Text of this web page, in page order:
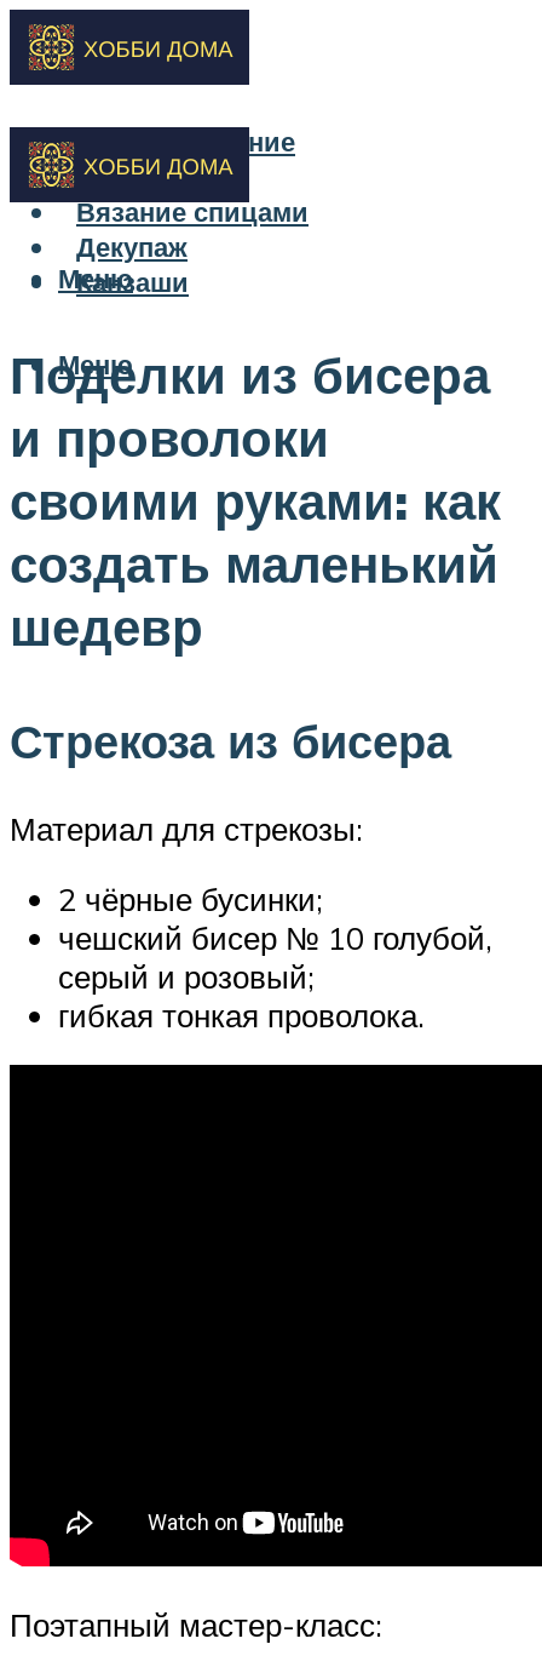
Бисероплетение
Вышивка
Вязание спицами
Декупаж
Канзаши
Меню
Меню
Поделки из бисера
и проволоки
своими руками: как
создать маленький
шедевр
Стрекоза из бисера
Материал для стрекозы:
2 чёрные бусинки;
чешский бисер № 10 голубой,
серый и розовый;
гибкая тонкая проволока.
Поэтапный мастер-класс: